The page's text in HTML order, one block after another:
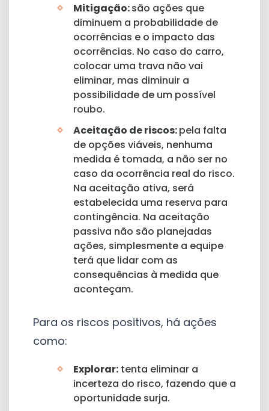
Mitigação:são ações que
diminuem a probabilidade de
ocorrências e o impacto das
ocorrências. No caso do carro,
colocar uma trava não vai
eliminar, mas diminuir a
possibilidade de um possível
roubo.
Aceitação de riscos:pela falta
de opções viáveis, nenhuma
medida é tomada, a não ser no
caso da ocorrência real do risco.
Na aceitação ativa, será
estabelecida uma reserva para
contingência. Na aceitação
passiva não são planejadas
ações, simplesmente a equipe
terá que lidar com as
consequências à medida que
aconteçam.
Para os riscos positivos, há ações
como:
Explorar: tenta eliminar a
incerteza do risco, fazendo que a
oportunidade surja.